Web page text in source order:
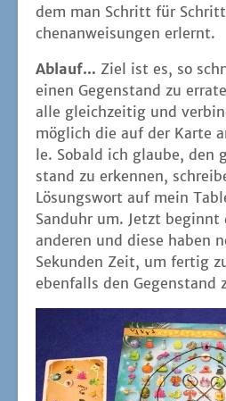
dem man Schritt für
chen­an­wei­sun­gen erlernt.
Ablauf… Ziel ist es, so
einen Gegen­stand zu
alle gleich­zei­tig und
mög­lich die auf der Kar­te
le. Sobald ich glau­be, den
stand zu erken­nen,
Lösungs­wort auf mein
Sand­uhr um. Jetzt beginnt
ande­ren und die­se haben
Sekun­den Zeit, um fer­tig
eben­falls den Gegen­stand